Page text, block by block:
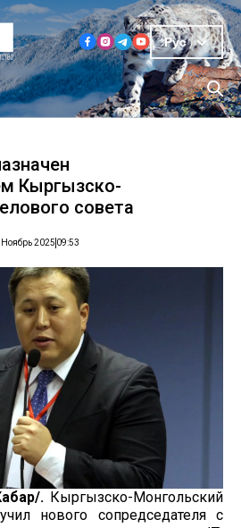
Рус
Кыргызско-
совета
Ноябрь 2025 09:53
. Кыргызско-Монгольский
нового сопредседателя с